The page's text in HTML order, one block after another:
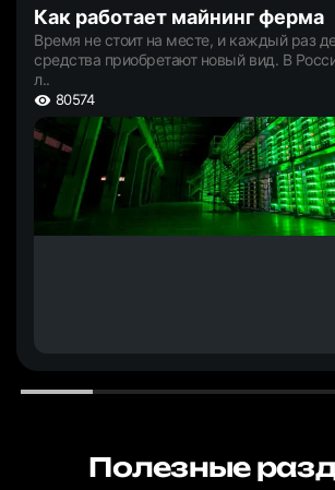
Как работает майнинг ферма
Время не стоит на месте, и каждый раз
средства приобретают новый вид. В
л..
80574
Полезные